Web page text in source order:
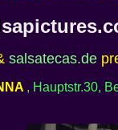
salsatecas.de
, Hauptstr.30,